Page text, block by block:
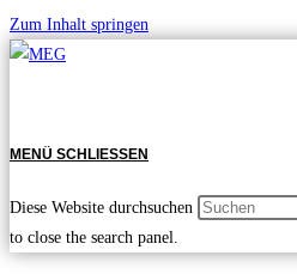
Zum Inhalt springen
MENÜ SCHLIESSEN
Diese Website durchsuchen
to close the search panel.